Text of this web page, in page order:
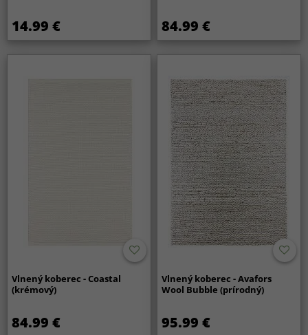
14.99 € 84.99 €
Vlnený koberec - Coastal
(krémový)
84.99 €
Vlnený koberec - Avafors
Wool Bubble (prírodný)
95.99 €